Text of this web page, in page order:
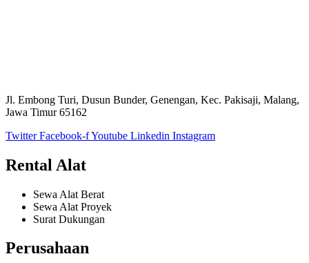
Jl. Embong Turi, Dusun Bunder, Genengan, Kec. Pakisaji, Malang,
Jawa Timur 65162
Twitter Facebook-fYoutube Linkedin Instagram
Rental Alat
Sewa Alat Berat
Sewa Alat Proyek
Surat Dukungan
Perusahaan